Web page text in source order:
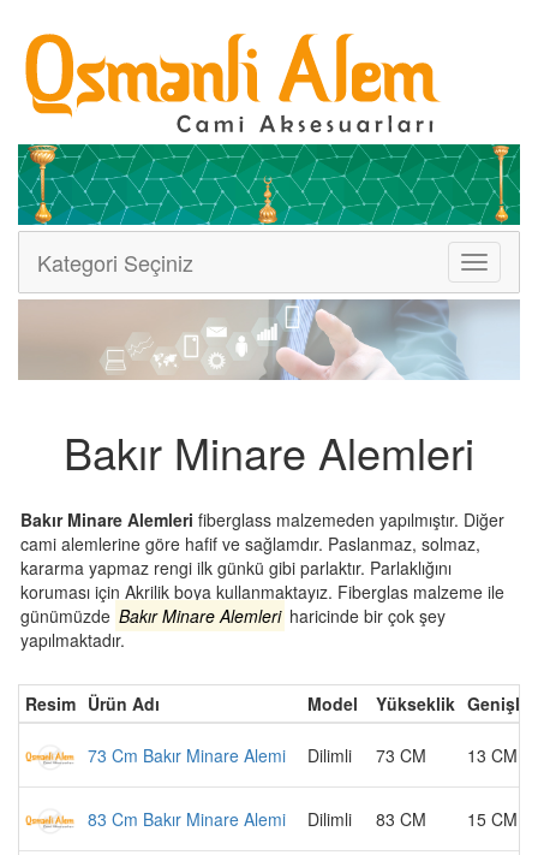
Menüler
Kategori Seçiniz
Bakır Minare Alemleri
Bakır Minare Alemleri fiberglass malzemeden yapılmıştır. Diğer
cami alemlerine göre hafif ve sağlamdır. Paslanmaz, solmaz,
kararma yapmaz rengi ilk günkü gibi parlaktır. Parlaklığını
koruması için Akrilik boya kullanmaktayız. Fiberglas malzeme ile
günümüzde Bakır Minare Alemleri haricinde bir çok şey
yapılmaktadır.
Resim Ürün Adı Model Yükseklik Genişlik
73 Cm Bakır Minare Alemi Dilimli 73 CM 13 CM
83 Cm Bakır Minare Alemi Dilimli 83 CM 15 CM